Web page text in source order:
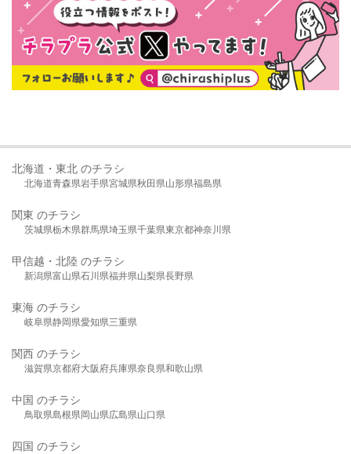
北海道・東北 のチラシ
北海道青森県岩手県宮城県秋田県山形県福島県
関東 のチラシ
茨城県栃木県群馬県埼玉県千葉県東京都神奈川県
甲信越・北陸 のチラシ
新潟県富山県石川県福井県山梨県長野県
東海 のチラシ
岐阜県静岡県愛知県三重県
関西 のチラシ
滋賀県京都府大阪府兵庫県奈良県和歌山県
中国 のチラシ
鳥取県島根県岡山県広島県山口県
四国 のチラシ